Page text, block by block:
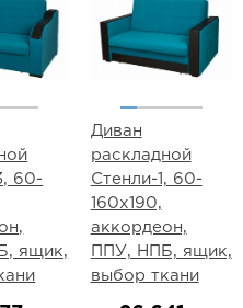
60-
ящик,
Диван
раскладной
Стенли-1, 60-
160х190,
аккордеон,
ППУ, НПБ, ящик,
выбор ткани